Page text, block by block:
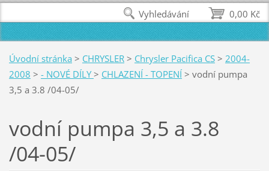
Úvodní stránka > CHRYSLER > Chrysler Pacifica CS > 2004-
2008 > - NOVÉ DÍLY> CHLAZENÍ - TOPENÍ > vodní pumpa
3,5 a 3.8 /04-05/
vodní pumpa 3,5 a 3.8
/04-05/
0,00 Kč
Vyhledávání